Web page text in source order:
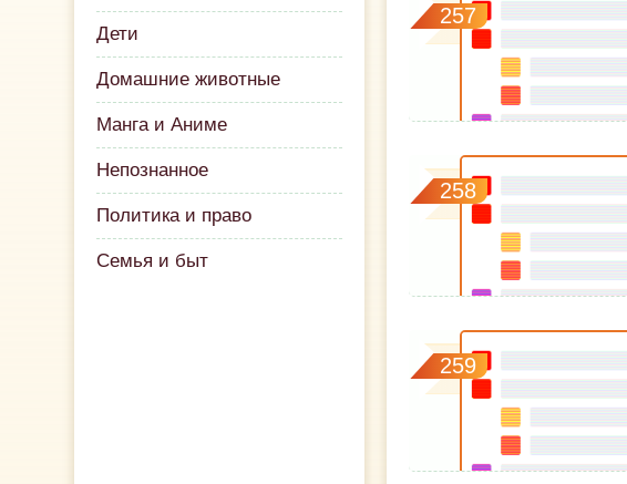
Дети
Домашние животные
Манга и Аниме
Непознанное
Политика и право
Семья и быт
257
258
259